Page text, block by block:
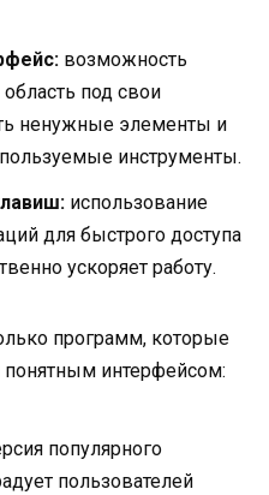
возможность
под свои
ненужные элементы и
инструменты.
использование
для быстрого доступа
ускоряет работу.
программ, которые
интерфейсом:
популярного
пользователей